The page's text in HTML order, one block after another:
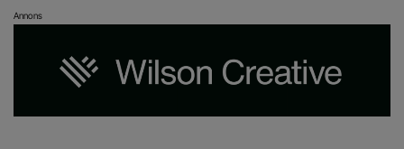
Annons